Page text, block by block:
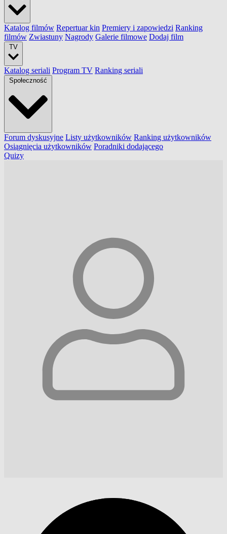
Katalog filmów Repertuar kin Premiery i zapowiedzi Ranking
filmów Zwiastuny Nagrody Galerie filmowe Dodaj film
TV
Katalog seriali Program TV Ranking seriali
Społeczność
Forum dyskusyjne Listy użytkowników Ranking użytkowników
Osiągnięcia użytkowników Poradniki dodającego
Quizy